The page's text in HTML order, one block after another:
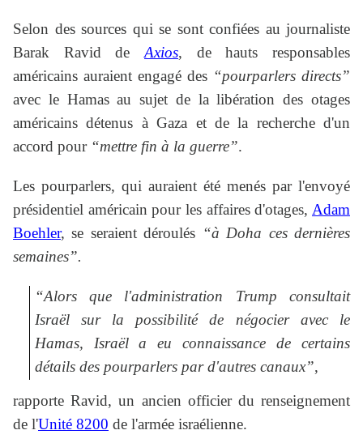
Selon des sources qui se sont confiées au journaliste
Barak Ravid de Axios, de hauts responsables
américains auraient engagé des “pourparlers directs”
avec le Hamas au sujet de la libération des otages
américains détenus à Gaza et de la recherche d'un
accord pour “mettre fin à la guerre”.
Les pourparlers, qui auraient été menés par l'envoyé
présidentiel américain pour les affaires d'otages, Adam
Boehler, se seraient déroulés “à Doha ces dernières
semaines”.
“Alors que l'administration Trump consultait
Israël sur la possibilité de négocier avec le
Hamas, Israël a eu connaissance de certains
détails des pourparlers par d'autres canaux”,
rapporte Ravid, un ancien officier du renseignement
de l'Unité 8200 de l'armée israélienne.